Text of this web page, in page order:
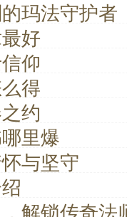
玛法守护者​
好
仰
得
约
里爆
与坚守
解锁传奇法